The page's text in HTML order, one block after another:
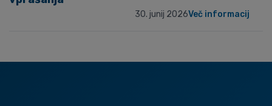
30. junij 2026Več informacij